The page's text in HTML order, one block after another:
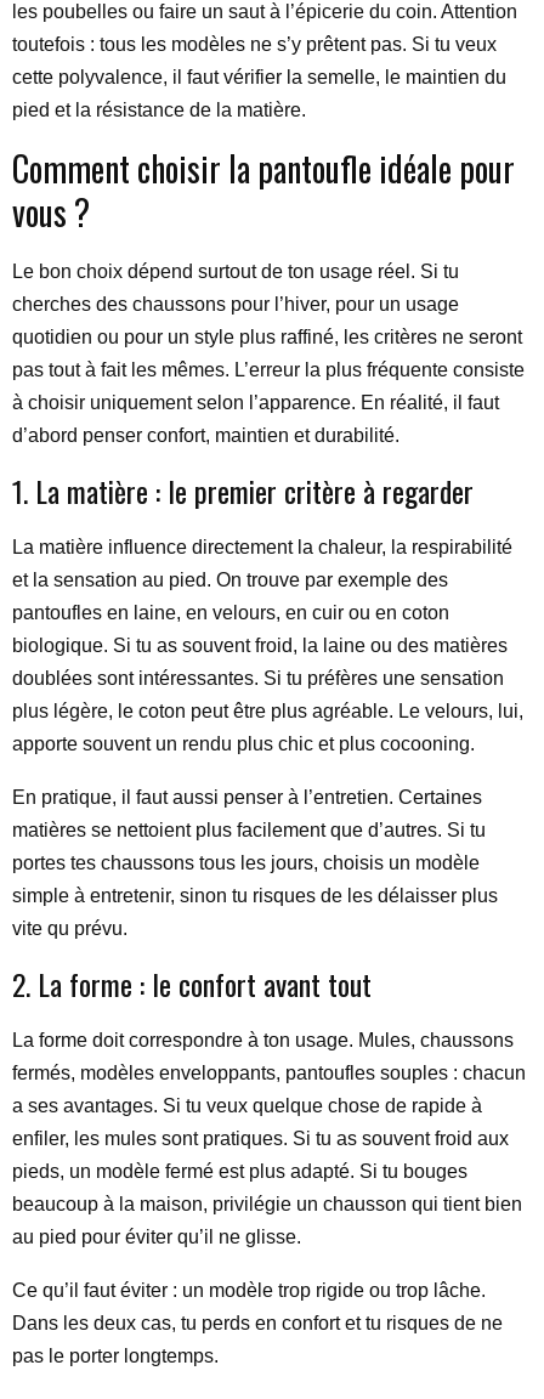
les poubelles ou faire un saut à l’épicerie du coin. Attention
toutefois : tous les modèles ne s’y prêtent pas. Si tu veux
cette polyvalence, il faut vérifier la semelle, le maintien du
pied et la résistance de la matière.
Comment choisir la pantoufle idéale pour
vous ?
Le bon choix dépend surtout de ton usage réel. Si tu
cherches des chaussons pour l’hiver, pour un usage
quotidien ou pour un style plus raffiné, les critères ne seront
pas tout à fait les mêmes. L’erreur la plus fréquente consiste
à choisir uniquement selon l’apparence. En réalité, il faut
d’abord penser confort, maintien et durabilité.
1. La matière : le premier critère à regarder
La matière influence directement la chaleur, la respirabilité
et la sensation au pied. On trouve par exemple des
pantoufles en laine, en velours, en cuir ou en coton
biologique. Si tu as souvent froid, la laine ou des matières
doublées sont intéressantes. Si tu préfères une sensation
plus légère, le coton peut être plus agréable. Le velours, lui,
apporte souvent un rendu plus chic et plus cocooning.
En pratique, il faut aussi penser à l’entretien. Certaines
matières se nettoient plus facilement que d’autres. Si tu
portes tes chaussons tous les jours, choisis un modèle
simple à entretenir, sinon tu risques de les délaisser plus
vite qu prévu.
2. La forme : le confort avant tout
La forme doit correspondre à ton usage. Mules, chaussons
fermés, modèles enveloppants, pantoufles souples : chacun
a ses avantages. Si tu veux quelque chose de rapide à
enfiler, les mules sont pratiques. Si tu as souvent froid aux
pieds, un modèle fermé est plus adapté. Si tu bouges
beaucoup à la maison, privilégie un chausson qui tient bien
au pied pour éviter qu’il ne glisse.
Ce qu’il faut éviter : un modèle trop rigide ou trop lâche.
Dans les deux cas, tu perds en confort et tu risques de ne
pas le porter longtemps.